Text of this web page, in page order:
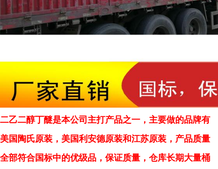
二乙二醇丁醚是本公司主打产品之一，主要做的品牌有
美国陶氏原装，美国利安德原装和江苏原装，产品质量
全部符合国标中的优级品，保证质量，仓库长期大量桶